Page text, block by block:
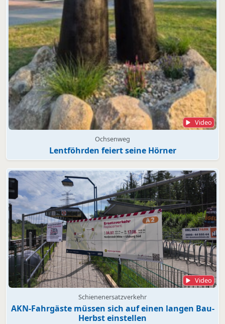
Video
Ochsenweg
Lentföhrden feiert seine Hörner
Video
Schienenersatzverkehr
AKN-Fahrgäste müssen sich auf einen langen Bau-
Herbst einstellen